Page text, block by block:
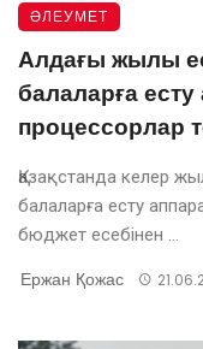
ӘЛЕУМЕТ
Алдағы жылы
балаларға
процессорлар
Қазақстанда келер
балаларға есту
бюджет есебінен ...
Ержан Қожас